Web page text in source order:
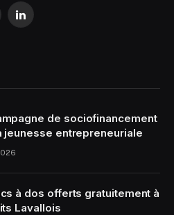
LinkedIn
de sociofinancement
jeunesse entrepreneuriale
à dos offerts gratuitement à
Lavallois